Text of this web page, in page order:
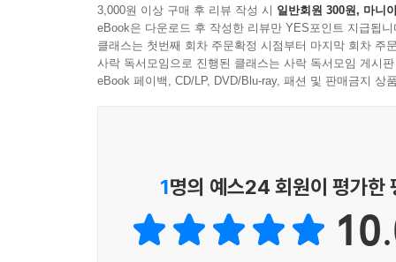
3,000원 이상 구매 후 리뷰 작성 시 일반회원 300원, 마니
eBook은 다운로드 후 작성한 리뷰만 YES포인트 지급됩니
클래스는 첫번째 회차 주문확정 시점부터 마지막 회차 주
사락 독서모임으로 진행된 클래스는 사락 독서모임 게시
eBook 페이백, CD/LP, DVD/Blu-ray, 패션 및 판매금지 상
1명의 예스24 회원이 평가한